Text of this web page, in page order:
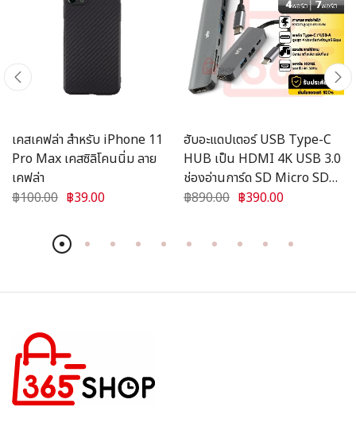
เคสเคฟล่า สำหรับ iPhone 11
Pro Max เคสซิลิโคนนิ่ม ลาย
เคฟล่า
฿100.00 ฿39.00
ฮับอะแดปเตอร์ USB Type-C
HUB เป็น HDMI 4K USB 3.0
ช่องอ่านการ์ด SD Micro SD
Why SYNC
฿890.00 ฿390.00